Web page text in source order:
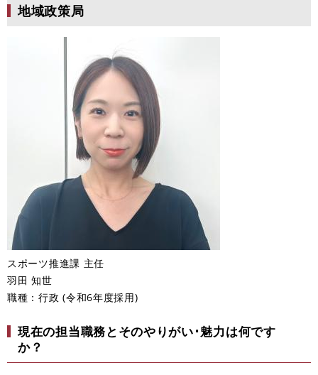
地域政策局
スポーツ推進課 主任
羽田 知世
職種：行政 (令和6年度採用)
現在の担当職務とそのやりがい･魅力は何です
か？